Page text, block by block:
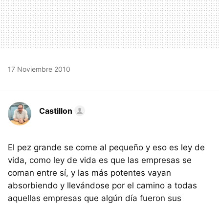
17 Noviembre 2010
Castillon
El pez grande se come al pequeño y eso es ley de
vida, como ley de vida es que las empresas se
coman entre sí, y las más potentes vayan
absorbiendo y llevándose por el camino a todas
aquellas empresas que algún día fueron sus